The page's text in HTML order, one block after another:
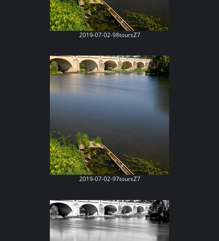
2019-07-02-98toursZ7
2019-07-02-97toursZ7